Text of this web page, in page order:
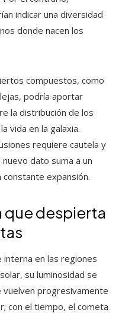
indicar una diversidad
donde nacen los
compuestos, como
podría aportar
la distribución de los
vida en la galaxia.
requiere cautela y
dato suma a un
expansión.
que despierta
interna en las regiones
su luminosidad se
vuelven progresivamente
con el tiempo, el cometa